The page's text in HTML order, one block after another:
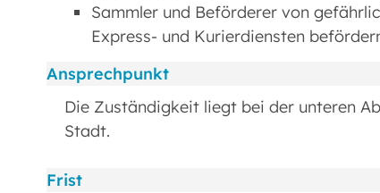
Sammler und Beförderer von
Express- und Kurierdiensten
Ansprechpunkt
Die Zuständigkeit liegt bei der unteren
Stadt.
Frist